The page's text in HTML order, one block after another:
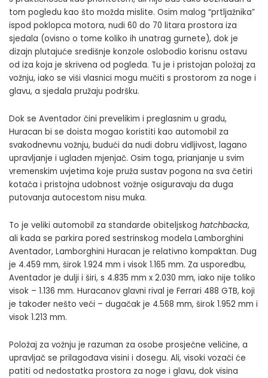
tom pogledu kao što možda mislite. Osim malog “prtljažnika”
ispod poklopca motora, nudi 60 do 70 litara prostora iza
sjedala (ovisno o tome koliko ih unatrag gurnete), dok je
dizajn plutajuće središnje konzole oslobodio korisnu ostavu
od iza koja je skrivena od pogleda. Tu je i pristojan položaj za
vožnju, iako se viši vlasnici mogu mučiti s prostorom za noge i
glavu, a sjedala pružaju podršku.
Dok se Aventador čini prevelikim i preglasnim u gradu,
Huracan bi se doista mogao koristiti kao automobil za
svakodnevnu vožnju, budući da nudi dobru vidljivost, lagano
upravljanje i uglađen mjenjač. Osim toga, prianjanje u svim
vremenskim uvjetima koje pruža sustav pogona na sva četiri
kotača i pristojna udobnost vožnje osiguravaju da duga
putovanja autocestom nisu muka.
To je veliki automobil za standarde obiteljskog hatchbacka,
ali kada se parkira pored sestrinskog modela Lamborghini
Aventador, Lamborghini Huracan je relativno kompaktan. Dug
je 4.459 mm, širok 1.924 mm i visok 1.165 mm. Za usporedbu,
Aventador je dulji i širi, s 4.835 mm x 2.030 mm, iako nije toliko
visok – 1.136 mm. Huracanov glavni rival je Ferrari 488 GTB, koji
je također nešto veći – dugačak je 4.568 mm, širok 1.952 mm i
visok 1.213 mm.
Položaj za vožnju je razuman za osobe prosječne veličine, a
upravljač se prilagođava visini i dosegu. Ali, visoki vozači će
patiti od nedostatka prostora za noge i glavu, dok visina